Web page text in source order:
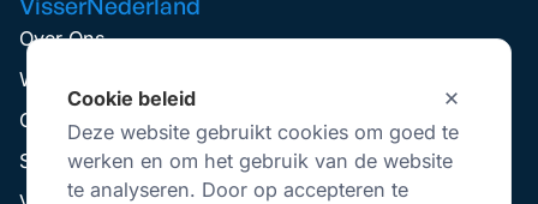
Cookie beleid
Deze website gebruikt cookies om goed te
werken en om het gebruik van de website
te analyseren. Door op accepteren te
Over Ons
Werken Bij
Contact
Service aanvraag